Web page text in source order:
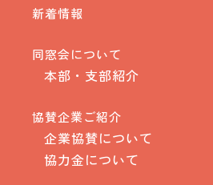
新着情報
同窓会について
本部・支部紹介
協賛企業ご紹介
企業協賛について
協力金について